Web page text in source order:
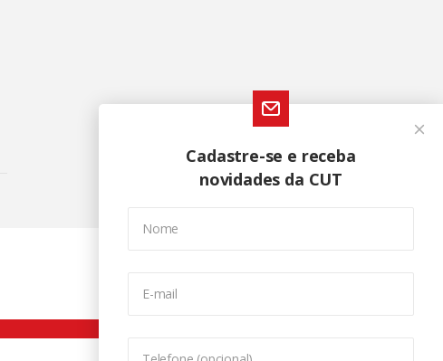
Cadastre-se e receba
novidades da CUT
Nome
E-mail